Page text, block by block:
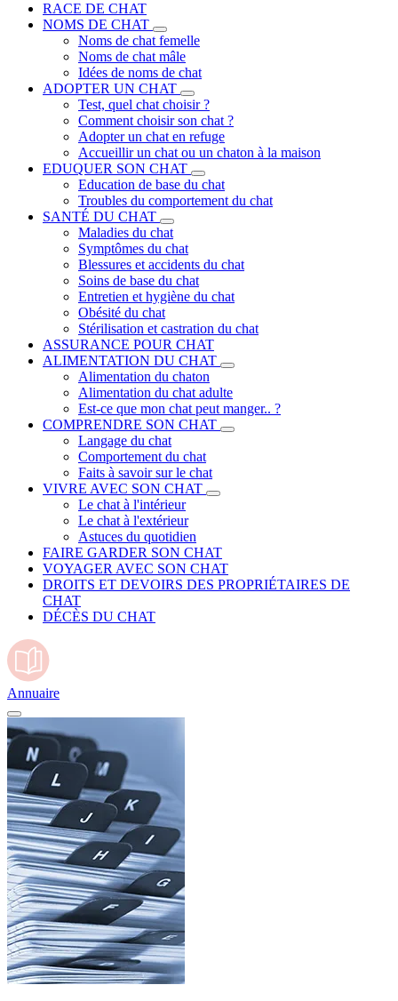
RACE DE CHAT
NOMS DE CHAT
Noms de chat femelle
Noms de chat mâle
Idées de noms de chat
ADOPTER UN CHAT
Test, quel chat choisir ?
Comment choisir son chat ?
Adopter un chat en refuge
Accueillir un chat ou un chaton à la maison
EDUQUER SON CHAT
Education de base du chat
Troubles du comportement du chat
SANTÉ DU CHAT
Maladies du chat
Symptômes du chat
Blessures et accidents du chat
Soins de base du chat
Entretien et hygiène du chat
Obésité du chat
Stérilisation et castration du chat
ASSURANCE POUR CHAT
ALIMENTATION DU CHAT
Alimentation du chaton
Alimentation du chat adulte
Est-ce que mon chat peut manger.. ?
COMPRENDRE SON CHAT
Langage du chat
Comportement du chat
Faits à savoir sur le chat
VIVRE AVEC SON CHAT
Le chat à l'intérieur
Le chat à l'extérieur
Astuces du quotidien
FAIRE GARDER SON CHAT
VOYAGER AVEC SON CHAT
DROITS ET DEVOIRS DES PROPRIÉTAIRES DE
CHAT
DÉCÈS DU CHAT
Annuaire